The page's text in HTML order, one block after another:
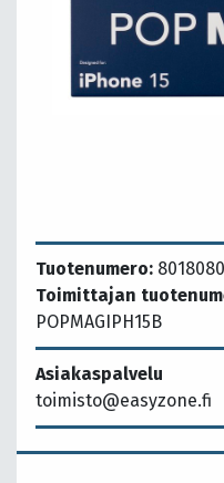
Tuotenumero:
Toimittajan
POPMAGIPH15B
Asiakaspalvelu
toimisto@easyzone.fi